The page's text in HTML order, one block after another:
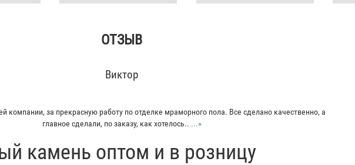
ОТЗЫВ
Кирилл
плитку из гранита для своего дома. Больше всего понравилось - индивидуальный подход к клиенту.
Отец остался очень доволен......»
камень оптом и в розницу